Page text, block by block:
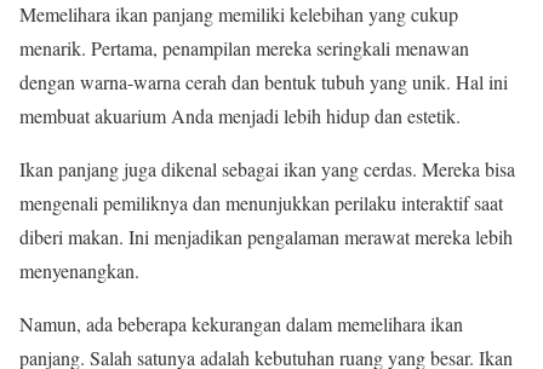
Memelihara ikan panjang memiliki kelebihan yang cukup
menarik. Pertama, penampilan mereka seringkali menawan
dengan warna-warna cerah dan bentuk tubuh yang unik. Hal ini
membuat akuarium Anda menjadi lebih hidup dan estetik.
Ikan panjang juga dikenal sebagai ikan yang cerdas. Mereka bisa
mengenali pemiliknya dan menunjukkan perilaku interaktif saat
diberi makan. Ini menjadikan pengalaman merawat mereka lebih
menyenangkan.
Namun, ada beberapa kekurangan dalam memelihara ikan
panjang. Salah satunya adalah kebutuhan ruang yang besar. Ikan